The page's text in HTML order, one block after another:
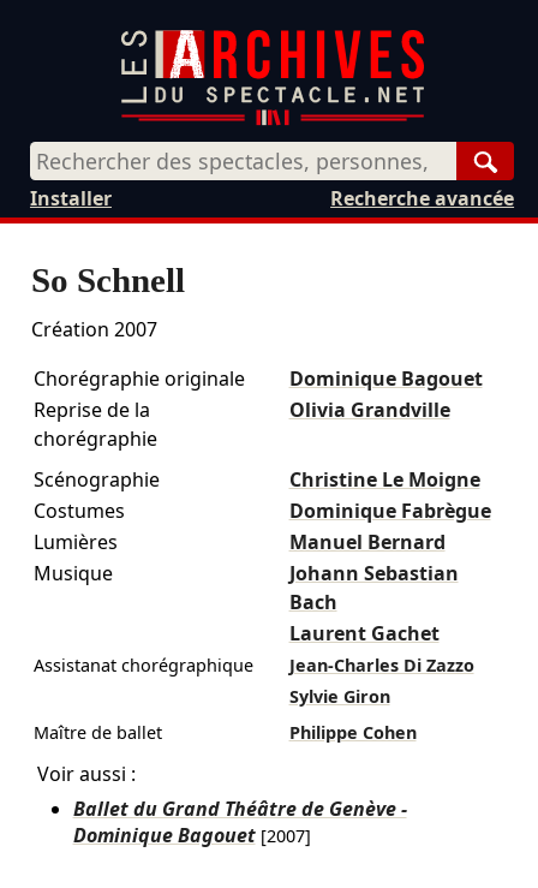
Recherche avancée
Installer
So Schnell
Création 2007
Chorégraphie originale
Dominique Bagouet
Reprise de la
chorégraphie
Olivia Grandville
Scénographie
Christine Le Moigne
Costumes
Dominique Fabrègue
Lumières
Manuel Bernard
Musique
Johann Sebastian
Bach
Laurent Gachet
Assistanat chorégraphique
Jean-Charles Di Zazzo
Sylvie Giron
Maître de ballet
Philippe Cohen
Voir aussi :
Ballet du Grand Théâtre de Genève -
Dominique Bagouet [2007]